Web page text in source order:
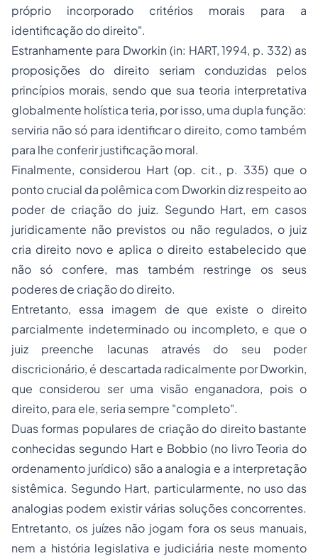
próprio incorporado critérios morais para a
identificação do direito".
Estranhamente para Dworkin (in: HART, 1994, p. 332) as
proposições do direito seriam conduzidas pelos
princípios morais, sendo que sua teoria interpretativa
globalmente holística teria, por isso, uma dupla função:
serviria não só para identificar o direito, como também
para lhe conferir justificação moral.
Finalmente, considerou Hart (op. cit., p. 335) que o
ponto crucial da polêmica com Dworkin diz respeito ao
poder de criação do juiz. Segundo Hart, em casos
juridicamente não previstos ou não regulados, o juiz
cria direito novo e aplica o direito estabelecido que
não só confere, mas também restringe os seus
poderes de criação do direito.
Entretanto, essa imagem de que existe o direito
parcialmente indeterminado ou incompleto, e que o
juiz preenche lacunas através do seu poder
discricionário, é descartada radicalmente por Dworkin,
que considerou ser uma visão enganadora, pois o
direito, para ele, seria sempre "completo".
Duas formas populares de criação do direito bastante
conhecidas segundo Hart e Bobbio (no livroTeoria do
ordenamento jurídico) são a analogia e a interpretação
sistêmica. Segundo Hart, particularmente, no uso das
analogias podem existir várias soluções concorrentes.
Entretanto, os juízes não jogam fora os seus manuais,
nem a história legislativa e judiciária neste momento